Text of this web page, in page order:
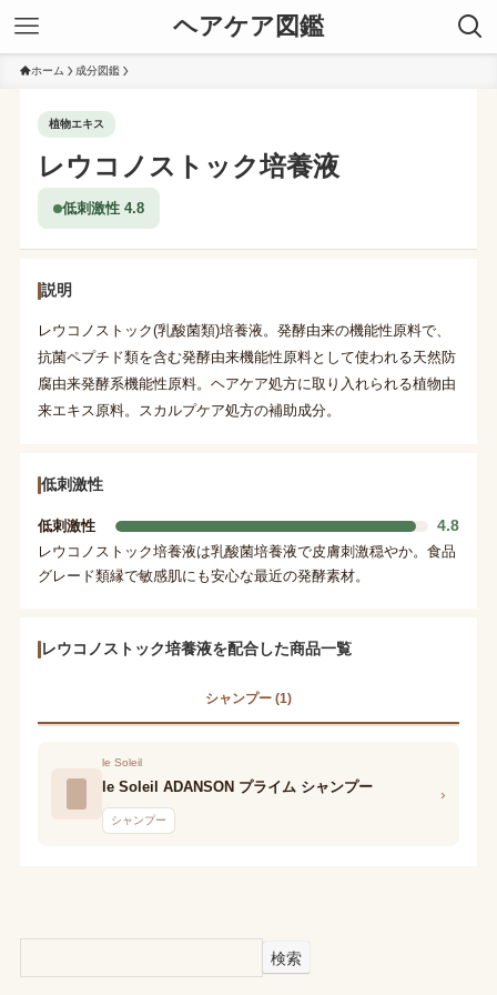
ヘアケア図鑑
ホーム 成分図鑑
植物エキス
レウコノストック培養液
低刺激性 4.8
説明
レウコノストック(乳酸菌類)培養液。発酵由来の機能性原料で、
抗菌ペプチド類を含む発酵由来機能性原料として使われる天然防
腐由来発酵系機能性原料。ヘアケア処方に取り入れられる植物由
来エキス原料。スカルプケア処方の補助成分。
低刺激性
低刺激性 4.8
レウコノストック培養液は乳酸菌培養液で皮膚刺激穏やか。食品
グレード類縁で敏感肌にも安心な最近の発酵素材。
レウコノストック培養液を配合した商品一覧
シャンプー (1)
le Soleil
le Soleil ADANSON プライム シャンプー
シャンプー
›
検索